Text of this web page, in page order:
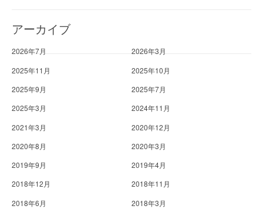
アーカイブ
2026年7月
2026年3月
2025年11月
2025年10月
2025年9月
2025年7月
2025年3月
2024年11月
2021年3月
2020年12月
2020年8月
2020年3月
2019年9月
2019年4月
2018年12月
2018年11月
2018年6月
2018年3月